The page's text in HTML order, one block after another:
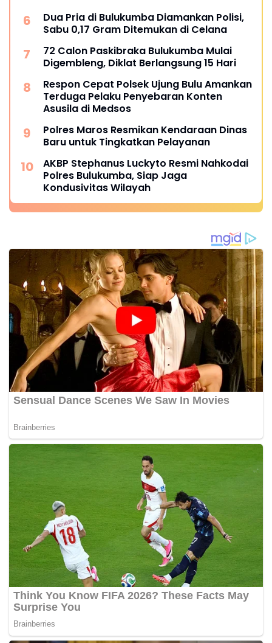
Dua Pria di Bulukumba Diamankan Polisi,
Sabu 0,17 Gram Ditemukan di Celana
72 Calon Paskibraka Bulukumba Mulai
Digembleng, Diklat Berlangsung 15 Hari
Respon Cepat Polsek Ujung Bulu Amankan
Terduga Pelaku Penyebaran Konten
Asusila di Medsos
Polres Maros Resmikan Kendaraan Dinas
Baru untuk Tingkatkan Pelayanan
AKBP Stephanus Luckyto Resmi Nahkodai
Polres Bulukumba, Siap Jaga
Kondusivitas Wilayah